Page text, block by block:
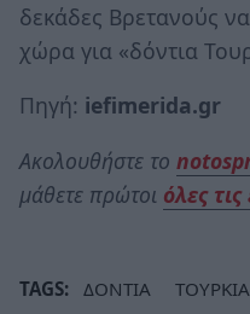
δεκάδες Βρετανούς
χώρα για «δόντια
Πηγή: iefimerida.gr
Ακολουθήστε το
μάθετε πρώτοι όλες τις
TAGS: ΔΟΝΤΙΑ ΤΟΥΡΚΙΑ